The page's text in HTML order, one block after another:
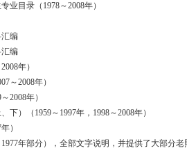
业目录（1978～2008年）
编
编
年）
～2008年）
2008年）
）（1959～1997年，1998～2008年）
）
年部分），全部文字说明，并提供了大部分老